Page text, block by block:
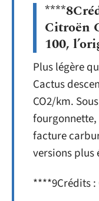
Citroën
100,
Plus légère
Cactus
CO2/km.
facture
versions plus
****9Crédits :